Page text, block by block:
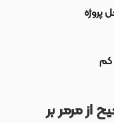
پروژه
کم
از مرمر بر